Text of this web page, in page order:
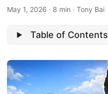
May 1, 2026 · 8 min · Tony Bai
Table of Contents